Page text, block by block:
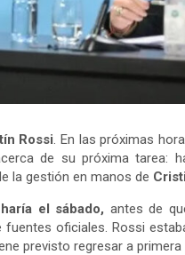
Rossi. En las próximas
de su próxima tarea:
la gestión en manos de
el sábado, antes de
fuentes oficiales. Rossi
previsto regresar a primera